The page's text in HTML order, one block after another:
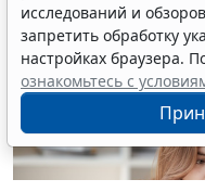
7 августа 2026 18:16
исследований и
запретить обработку
настройках браузера.
ознакомьтесь с